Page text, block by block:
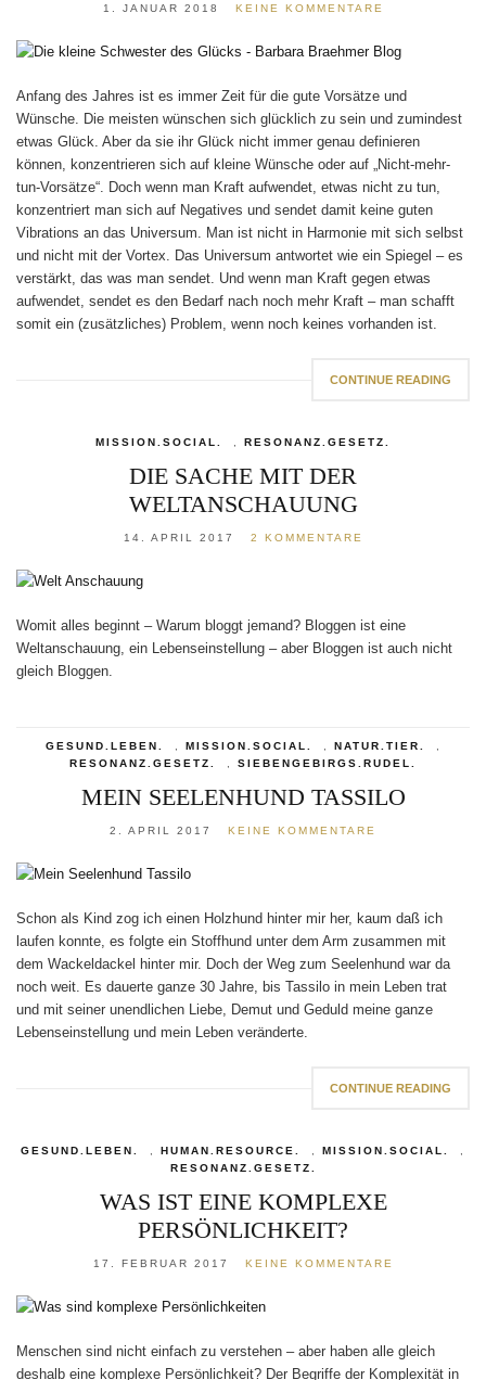
1. JANUAR 2018 KEINE KOMMENTARE
Anfang des Jahres ist es immer Zeit für die gute Vorsätze und
Wünsche. Die meisten wünschen sich glücklich zu sein und zumindest
etwas Glück. Aber da sie ihr Glück nicht immer genau definieren
können, konzentrieren sich auf kleine Wünsche oder auf „Nicht-mehr-
tun-Vorsätze“. Doch wenn man Kraft aufwendet, etwas nicht zu tun,
konzentriert man sich auf Negatives und sendet damit keine guten
Vibrations an das Universum. Man ist nicht in Harmonie mit sich selbst
und nicht mit der Vortex. Das Universum antwortet wie ein Spiegel – es
verstärkt, das was man sendet. Und wenn man Kraft gegen etwas
aufwendet, sendet es den Bedarf nach noch mehr Kraft – man schafft
somit ein (zusätzliches) Problem, wenn noch keines vorhanden ist.
CONTINUE READING
MISSION.SOCIAL. RESONANZ.GESETZ.
DIE SACHE MIT DER
WELTANSCHAUUNG
14. APRIL 2017 2 KOMMENTARE
Womit alles beginnt – Warum bloggt jemand? Bloggen ist eine
Weltanschauung, ein Lebenseinstellung – aber Bloggen ist auch nicht
gleich Bloggen.
GESUND.LEBEN. MISSION.SOCIAL. NATUR.TIER.
RESONANZ.GESETZ.
SIEBENGEBIRGS.RUDEL.
MEIN SEELENHUND TASSILO
2. APRIL 2017 KEINE KOMMENTARE
Schon als Kind zog ich einen Holzhund hinter mir her, kaum daß ich
laufen konnte, es folgte ein Stoffhund unter dem Arm zusammen mit
dem Wackeldackel hinter mir. Doch der Weg zum Seelenhund war da
noch weit. Es dauerte ganze 30 Jahre, bis Tassilo in mein Leben trat
und mit seiner unendlichen Liebe, Demut und Geduld meine ganze
Lebenseinstellung und mein Leben veränderte.
CONTINUE READING
GESUND.LEBEN. HUMAN.RESOURCE. MISSION.SOCIAL.
RESONANZ.GESETZ.
WAS IST EINE KOMPLEXE
PERSÖNLICHKEIT?
17. FEBRUAR 2017 KEINE KOMMENTARE
Menschen sind nicht einfach zu verstehen – aber haben alle gleich
deshalb eine komplexe Persönlichkeit? Der Begriffe der Komplexität in